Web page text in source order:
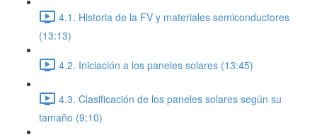
4.1. Historia de la FV y materiales semiconductores
(13:13)
4.2. Iniciación a los paneles solares (13:45)
4.3. Clasificación de los paneles solares según su
tamaño (9:10)